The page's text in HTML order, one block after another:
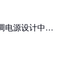
电源设计中的